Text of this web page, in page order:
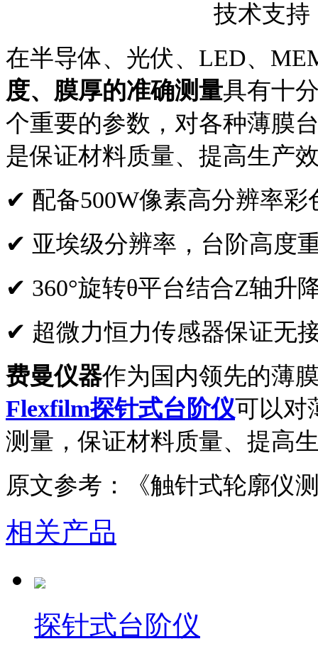
技术支持
在半导体、光伏、 LED、
度、膜厚的准确测量具有十
个重要的参数，对各种薄膜
是保证材料质量、提高生产
✔ 配备500W像素高分辨率彩
✔ 亚埃级分辨率，台阶高度
✔ 360°旋转θ平台结合Z轴升
✔ 超微力恒力传感器保证无
费曼仪器作为国内领先的薄
Flexfilm探针式台阶仪可以对
测量，保证材料质量、提高
原文参考：《触针式轮廓仪
相关产品
探针式台阶仪